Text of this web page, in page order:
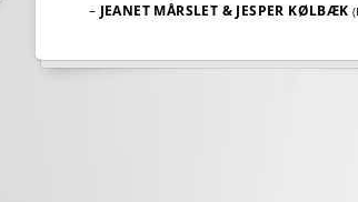
– JEANET MÅRSLET & JESPER KØLBÆK